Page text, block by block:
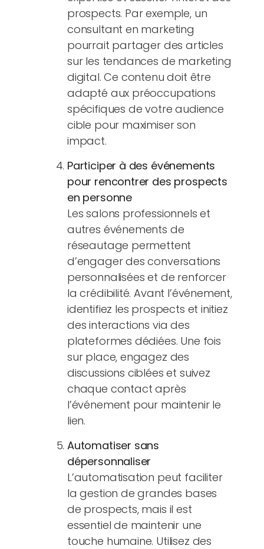
prospects. Par exemple, un
consultant en marketing
pourrait partager des articles
sur les tendances de marketing
digital. Ce contenu doit être
adapté aux préoccupations
spécifiques de votre audience
cible pour maximiser son
impact.
Participer à des événements
pour rencontrer des prospects
en personne
Les salons professionnels et
autres événements de
réseautage permettent
d’engager des conversations
personnalisées et de renforcer
la crédibilité. Avant l’événement,
identifiez les prospects et initiez
des interactions via des
plateformes dédiées. Une fois
sur place, engagez des
discussions ciblées et suivez
chaque contact après
l’événement pour maintenir le
lien.
Automatiser sans
dépersonnaliser
L’automatisation peut faciliter
la gestion de grandes bases
de prospects, mais il est
essentiel de maintenir une
touche humaine. Utilisez des